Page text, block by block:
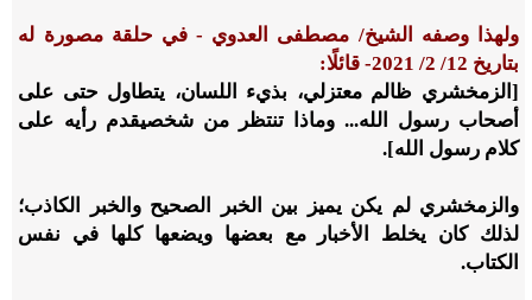
ولهذا وصفه الشيخ/ مصطفى العدوي - في حلقة مصورة له
بتاريخ 12
/
2
/
2021- قائلًا:
[الزمخشري ظالم معتزلي، بذيء اللسان، يتطاول حتى على
أصحاب رسول الله... وماذا تنتظر من شخصيقدم رأيه على
كلام رسول الله].
والزمخشري لم يكن يميز بين الخبر الصحيح والخبر الكاذب؛
لذلك كان يخلط الأخبار مع بعضها ويضعها كلها في نفس
الكتاب.